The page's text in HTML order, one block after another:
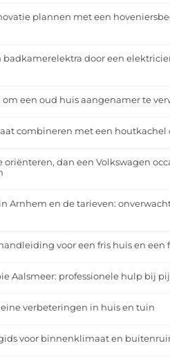
plannen met een
badkamerelektra door een
om een oud huis aangenamer te
combineren met een houtkachel
oriënteren, dan een Volkswagen
Arnhem en de tarieven:
voor een fris huis en een
Aalsmeer: professionele hulp bij
verbeteringen in huis en tuin
voor binnenklimaat en